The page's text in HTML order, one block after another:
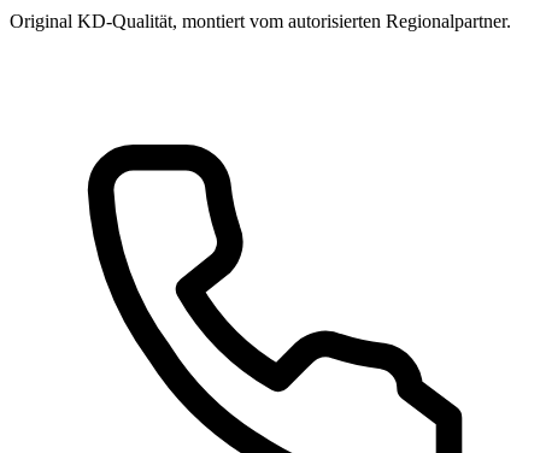
Original KD-Qualität, montiert vom autorisierten Regional­partner.